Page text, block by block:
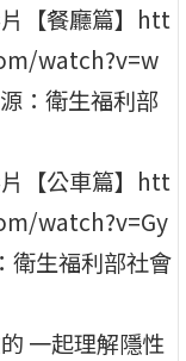
【餐廳篇】htt
watch?v=w
：衛生福利部
【公車篇】htt
watch?v=Gy
衛生福利部社會
一起理解隱性